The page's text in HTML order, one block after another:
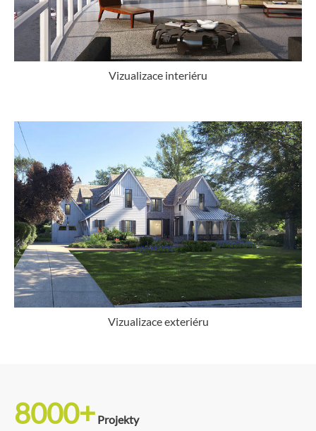
Vizualizace interiéru
Vizualizace exteriéru
8000+ Projekty